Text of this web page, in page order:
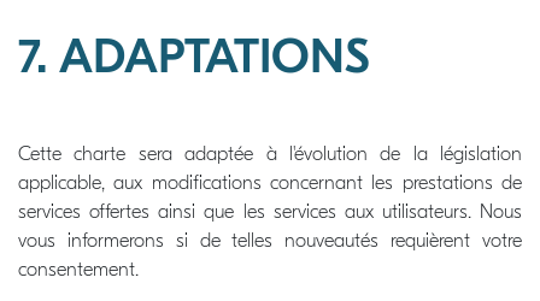
7. ADAPTATIONS
Cette charte sera adaptée à l'évolution de la législation
applicable, aux modifications concernant les prestations de
services offertes ainsi que les services aux utilisateurs. Nous
vous informerons si de telles nouveautés requièrent votre
consentement.